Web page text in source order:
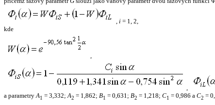
, i = 1, 2,
kde
,
,
a parametryA1 = 3,332;A2 = 1,862; B1 = 0,631; B2 = 1,218; C1 = 0,986 a C2 =